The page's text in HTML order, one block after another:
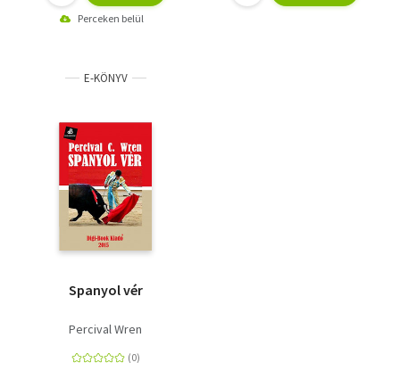
Perceken belül
E-KÖNYV
Spanyol vér
Percival Wren